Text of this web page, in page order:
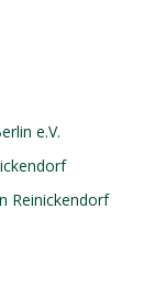
e.V.
Reinickendorf